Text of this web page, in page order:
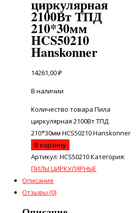
циркулярная
2100Вт ТПД
210*30мм
HCS50210
Hanskonner
14261,00₽
В наличии
Количество товара Пила
циркулярная 2100Вт ТПД
210*30мм HCS50210 Hanskonner
В корзину
Артикул: HCS50210Категория:
ПИЛЫ ЦИРКУЛЯРНЫЕ
Описание
Отзывы (0)